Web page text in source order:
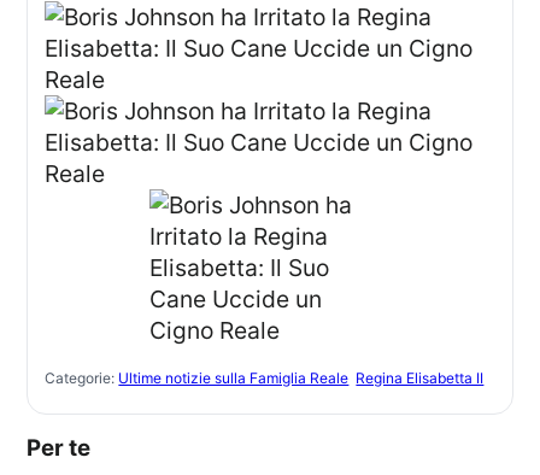
Categorie: Ultime notizie sulla Famiglia Reale Regina Elisabetta II
Per te